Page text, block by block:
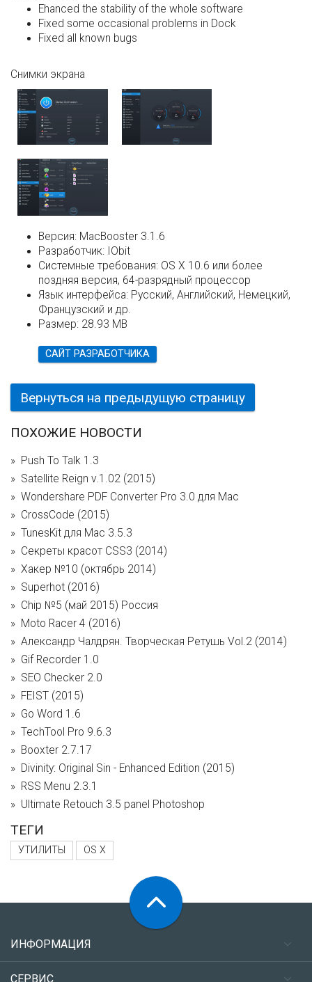
Ehanced the stability of the whole software
Fixed some occasional problems in Dock
Fixed all known bugs
Снимки экрана
Версия: MacBooster 3.1.6
Разработчик: IObit
Системные требования: OS X 10.6 или более
поздняя версия, 64-разрядный процессор
Язык интерфейса: Русский, Английский, Немецкий,
Французский и др.
Размер: 28.93 MB
САЙТ РАЗРАБОТЧИКА
Вернуться на предыдущую страницу
ПОХОЖИЕ НОВОСТИ
Push To Talk 1.3
Satellite Reign v.1.02 (2015)
Wondershare PDF Converter Pro 3.0 для Mac
CrossCode (2015)
TunesKit для Mac 3.5.3
Секреты красот CSS3 (2014)
Хакер №10 (октябрь 2014)
Superhot (2016)
Chip №5 (май 2015) Россия
Moto Racer 4 (2016)
Александр Чалдрян. Творческая Ретушь Vol.2 (2014)
Gif Recorder 1.0
SEO Checker 2.0
FEIST (2015)
Go Word 1.6
TechTool Pro 9.6.3
Booxter 2.7.17
Divinity: Original Sin - Enhanced Edition (2015)
RSS Menu 2.3.1
Ultimate Retouch 3.5 panel Photoshop
ТЕГИ
УТИЛИТЫ OS X
ИНФОРМАЦИЯ
СЕРВИС